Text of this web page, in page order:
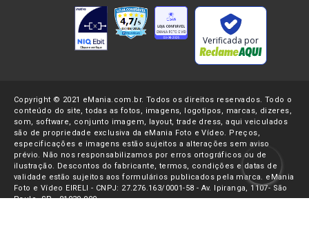
Verificada por
Copyright © 2021 eMania.com.br. Todos os direitos reservados. Todo o
conteúdo do site, todas as fotos, imagens, logotipos, marcas, dizeres,
som, software, conjunto imagem, layout, trade dress, aqui veiculados
são de propriedade exclusiva da eMania Foto e Vídeo. Preços,
especificações e imagens estão sujeitos a alterações sem aviso
prévio. Não nos responsabilizamos por erros ortográficos ou de
ilustração. Descontos do fabricante, termos, condições e datas de
validade estão sujeitos aos formulários publicados pela marca. eMania
Foto e Vídeo EIRELI - CNPJ: 27.276.163/0001-58 - Av. Ipiranga, 1107- São
Paulo, SP - 01039-000